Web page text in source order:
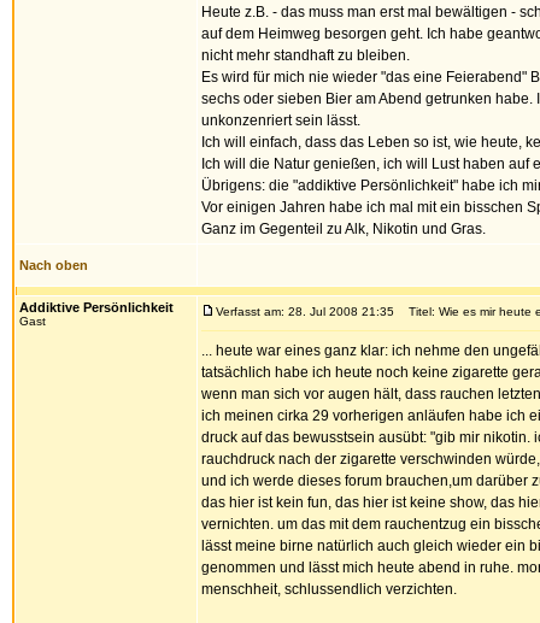
Heute z.B. - das muss man erst mal bewältigen -
auf dem Heimweg besorgen geht. Ich habe
nicht mehr standhaft zu bleiben.
Es wird für mich nie wieder "das eine Feierabend"
sechs oder sieben Bier am Abend getrunken
unkonzenriert sein lässt.
Ich will einfach, dass das Leben so ist, wie heute,
Ich will die Natur genießen, ich will Lust haben auf
Übrigens: die "addiktive Persönlichkeit" habe ich
Vor einigen Jahren habe ich mal mit ein bisschen
Ganz im Gegenteil zu Alk, Nikotin und Gras.
Nach oben
Addiktive Persönlichkeit
Gast
Verfasst am: 28. Jul 2008 21:35 Titel: Wie es mir heute
... heute war eines ganz klar: ich nehme den
tatsächlich habe ich heute noch keine zigarette
wenn man sich vor augen hält, dass rauchen
ich meinen cirka 29 vorherigen anläufen habe ich
druck auf das bewusstsein ausübt: "gib mir nikotin.
rauchdruck nach der zigarette verschwinden
und ich werde dieses forum brauchen,um darüber
das hier ist kein fun, das hier ist keine show, das
vernichten. um das mit dem rauchentzug ein
lässt meine birne natürlich auch gleich wieder ein
genommen und lässt mich heute abend in ruhe.
menschheit, schlussendlich verzichten.